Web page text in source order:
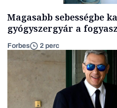
Magasabb sebességbe
gyógyszergyár a
Forbes 2 perc